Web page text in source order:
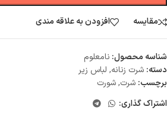
مقایسه افزودن به علاقه مندی
شناسه محصول: نامعلوم
دسته: شرت زنانه, لباس زیر
برچسب: شرت,شورت
اشتراک گذاری: